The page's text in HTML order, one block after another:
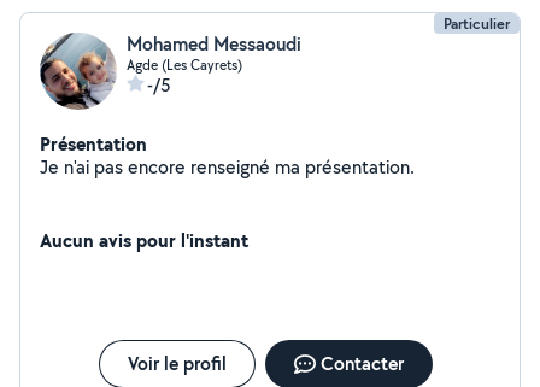
Particulier
Mohamed Messaoudi
Agde (Les Cayrets)
-/5
Présentation
Je n'ai pas encore renseigné ma présentation.
Aucun avis pour l'instant
Voir le profil Contacter